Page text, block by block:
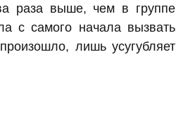
раза выше, чем в группе
с самого начала вызвать
лишь усугубляет